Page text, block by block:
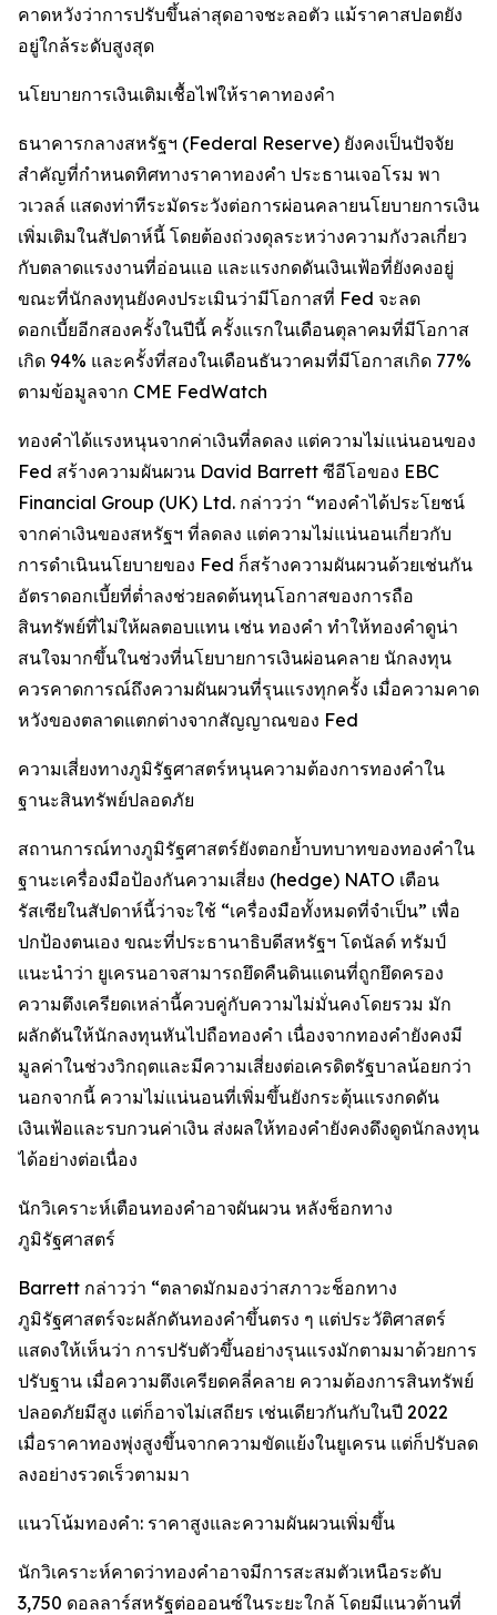
คาดหวังว่าการปรับขึ้นล่าสุดอาจชะลอตัว แม้ราคาสปอตยัง
อยู่ใกล้ระดับสูงสุด
นโยบายการเงินเติมเชื้อไฟให้ราคาทองคำ
ธนาคารกลางสหรัฐฯ (Federal Reserve) ยังคงเป็นปัจจัย
สำคัญที่กำหนดทิศทางราคาทองคำ ประธานเจอโรม พา
วเวลล์ แสดงท่าทีระมัดระวังต่อการผ่อนคลายนโยบายการเงิน
เพิ่มเติมในสัปดาห์นี้ โดยต้องถ่วงดุลระหว่างความกังวลเกี่ยว
กับตลาดแรงงานที่อ่อนแอ และแรงกดดันเงินเฟ้อที่ยังคงอยู่
ขณะที่นักลงทุนยังคงประเมินว่ามีโอกาสที่ Fed จะลด
ดอกเบี้ยอีกสองครั้งในปีนี้ ครั้งแรกในเดือนตุลาคมที่มีโอกาส
เกิด 94% และครั้งที่สองในเดือนธันวาคมที่มีโอกาสเกิด 77%
ตามข้อมูลจาก CME FedWatch
ทองคำได้แรงหนุนจากค่าเงินที่ลดลง แต่ความไม่แน่นอนของ
Fed สร้างความผันผวน David Barrett ซีอีโอของ EBC
Financial Group (UK) Ltd. กล่าวว่า “ทองคำได้ประโยชน์
จากค่าเงินของสหรัฐฯ ที่ลดลง แต่ความไม่แน่นอนเกี่ยวกับ
การดำเนินนโยบายของ Fed ก็สร้างความผันผวนด้วยเช่นกัน
อัตราดอกเบี้ยที่ต่ำลงช่วยลดต้นทุนโอกาสของการถือ
สินทรัพย์ที่ไม่ให้ผลตอบแทน เช่น ทองคำ ทำให้ทองคำดูน่า
สนใจมากขึ้นในช่วงที่นโยบายการเงินผ่อนคลาย นักลงทุน
ควรคาดการณ์ถึงความผันผวนที่รุนแรงทุกครั้ง เมื่อความคาด
หวังของตลาดแตกต่างจากสัญญาณของ Fed
ความเสี่ยงทางภูมิรัฐศาสตร์หนุนความต้องการทองคำใน
ฐานะสินทรัพย์ปลอดภัย
สถานการณ์ทางภูมิรัฐศาสตร์ยังตอกย้ำบทบาทของทองคำใน
ฐานะเครื่องมือป้องกันความเสี่ยง (hedge) NATO เตือน
รัสเซียในสัปดาห์นี้ว่าจะใช้ “เครื่องมือทั้งหมดที่จำเป็น” เพื่อ
ปกป้องตนเอง ขณะที่ประธานาธิบดีสหรัฐฯ โดนัลด์ ทรัมป์
แนะนำว่า ยูเครนอาจสามารถยึดคืนดินแดนที่ถูกยึดครอง
ความตึงเครียดเหล่านี้ควบคู่กับความไม่มั่นคงโดยรวม มัก
ผลักดันให้นักลงทุนหันไปถือทองคำ เนื่องจากทองคำยังคงมี
มูลค่าในช่วงวิกฤตและมีความเสี่ยงต่อเครดิตรัฐบาลน้อยกว่า
นอกจากนี้ ความไม่แน่นอนที่เพิ่มขึ้นยังกระตุ้นแรงกดดัน
เงินเฟ้อและรบกวนค่าเงิน ส่งผลให้ทองคำยังคงดึงดูดนักลงทุน
ได้อย่างต่อเนื่อง
นักวิเคราะห์เตือนทองคำอาจผันผวน หลังช็อกทาง
ภูมิรัฐศาสตร์
Barrett กล่าวว่า “ตลาดมักมองว่าสภาวะช็อกทาง
ภูมิรัฐศาสตร์จะผลักดันทองคำขึ้นตรง ๆ แต่ประวัติศาสตร์
แสดงให้เห็นว่า การปรับตัวขึ้นอย่างรุนแรงมักตามมาด้วยการ
ปรับฐาน เมื่อความตึงเครียดคลี่คลาย ความต้องการสินทรัพย์
ปลอดภัยมีสูง แต่ก็อาจไม่เสถียร เช่นเดียวกันกับในปี 2022
เมื่อราคาทองพุ่งสูงขึ้นจากความขัดแย้งในยูเครน แต่ก็ปรับลด
ลงอย่างรวดเร็วตามมา
แนวโน้มทองคำ: ราคาสูงและความผันผวนเพิ่มขึ้น
นักวิเคราะห์คาดว่าทองคำอาจมีการสะสมตัวเหนือระดับ
3,750 ดอลลาร์สหรัฐต่อออนซ์ในระยะใกล้ โดยมีแนวต้านที่